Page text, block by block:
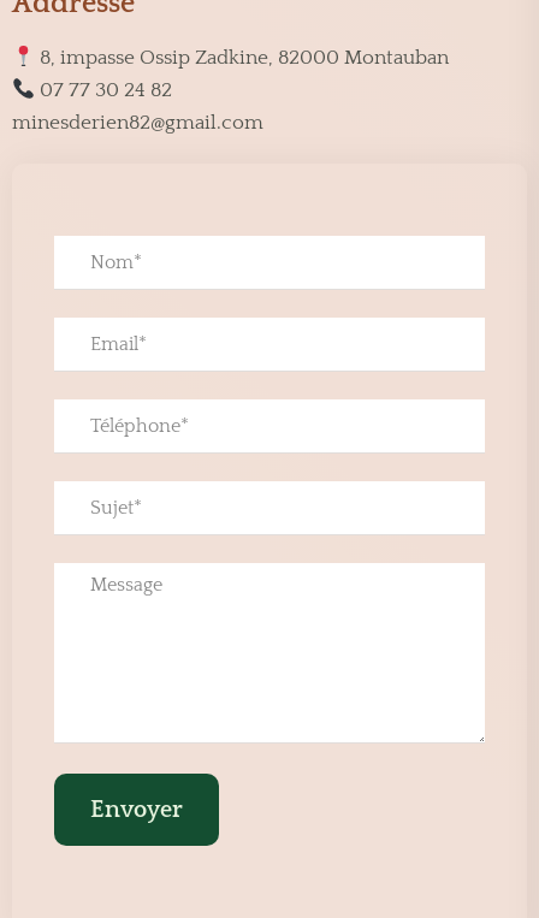
8, impasse Ossip Zadkine, 82000 Montauban
07 77 30 24 82
minesderien82@gmail.com
Envoyer